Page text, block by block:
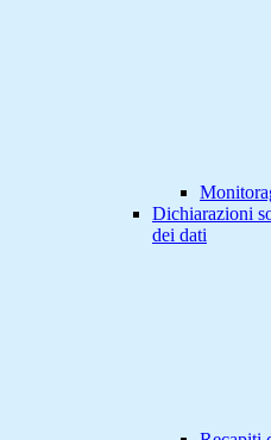
Dichiarazioni
dei dati